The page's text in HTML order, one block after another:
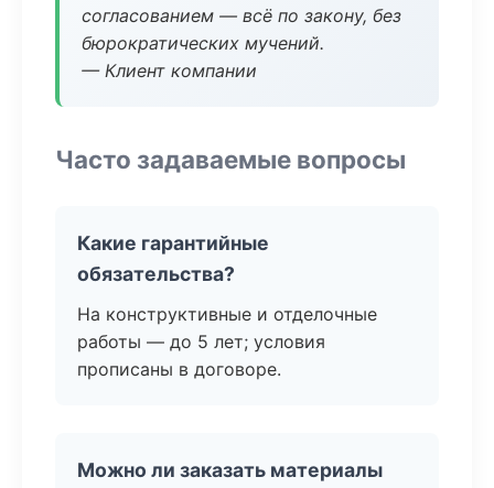
согласованием — всё по закону, без
бюрократических мучений.
— Клиент компании
Часто задаваемые вопросы
Какие гарантийные
обязательства?
На конструктивные и отделочные
работы — до 5 лет; условия
прописаны в договоре.
Можно ли заказать материалы